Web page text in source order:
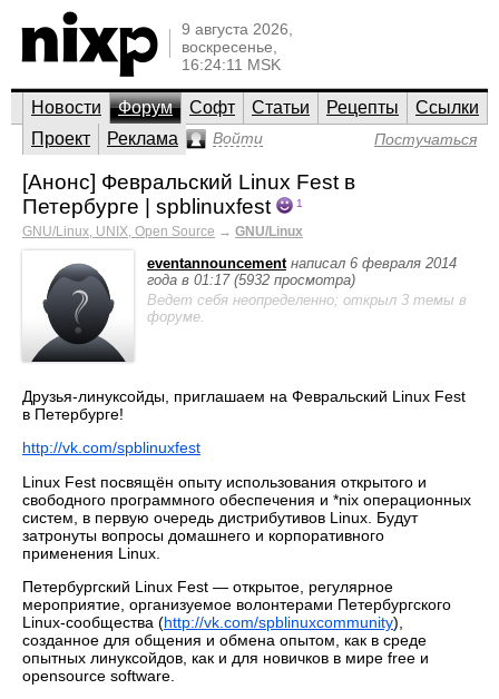
9 августа 2026,
воскресенье,
16:24:11 MSK
Новости Форум Софт Статьи Рецепты
Ссылки
Проект
Реклама Войти Постучаться
[Анонс] Февральский Linux Fest в
Петербурге | spblinuxfest
1
GNU/Linux, UNIX, Open Source → GNU/Linux
eventannouncement написал 6 февраля 2014
года в 01:17 (5932 просмотра)
Ведет себя неопределенно; открыл 3 темы в
форуме.
Друзья-линуксойды, приглашаем на Февральский Linux Fest
в Петербурге!
http://vk.com/spblinuxfest
Linux Fest посвящён опыту использования открытого и
свободного программного обеспечения и *nix операционных
систем, в первую очередь дистрибутивов Linux. Будут
затронуты вопросы домашнего и корпоративного
применения Linux.
Петербургский Linux Fest — открытое, регулярное
мероприятие, организуемое волонтерами Петербургского
Linux-сообщества (http://vk.com/spblinuxcommunity),
созданное для общения и обмена опытом, как в среде
опытных линуксойдов, как и для новичков в мире free и
opensource software.